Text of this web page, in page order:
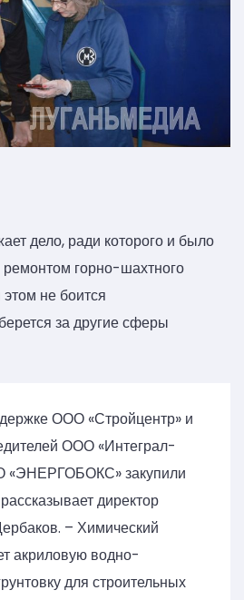
дело, ради которого и было
ремонтом горно-шахтного
не боится
за другие сферы
ООО «Стройцентр» и
ООО «Интеграл-
закупили
директор
– Химический
акриловую водно-
для строительных